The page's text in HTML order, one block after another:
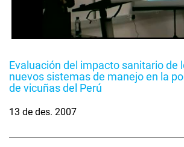
Evaluación del impacto sanitario de
nuevos sistemas de manejo en la
de vicuñas del Perú
13 de des. 2007